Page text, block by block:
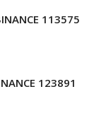
113575
123891